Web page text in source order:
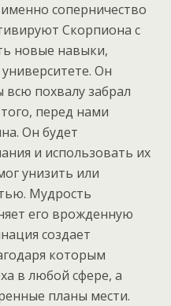
соперничество
Скорпиона с
новые навыки,
Он
всю похвалу забрал
перед нами
Он будет
и использовать их
унизить или
Mудрость
его врожденную
создает
которым
в любой сфере, а
планы мести.